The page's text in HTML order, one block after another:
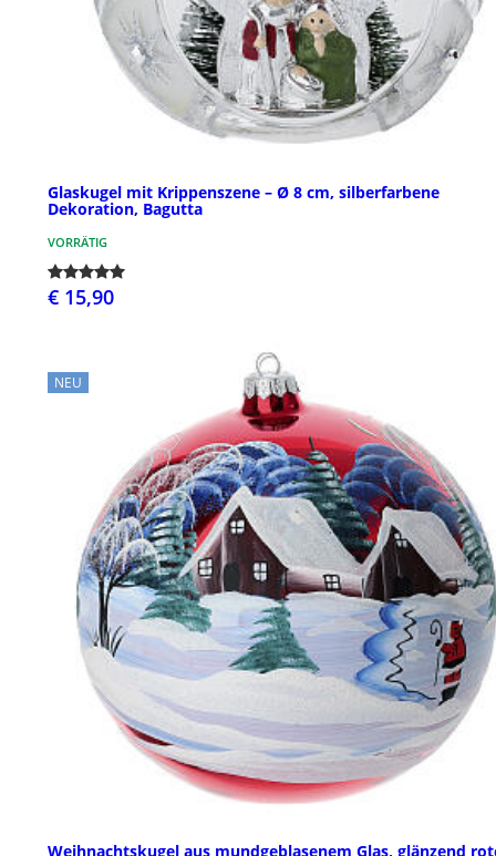
Glaskugel mit Krippenszene – Ø 8 cm, silberfarbene
Dekoration, Bagutta
VORRÄTIG
€ 15,90
NEU
Weihnachtskugel aus mundgeblasenem Glas, glänzend